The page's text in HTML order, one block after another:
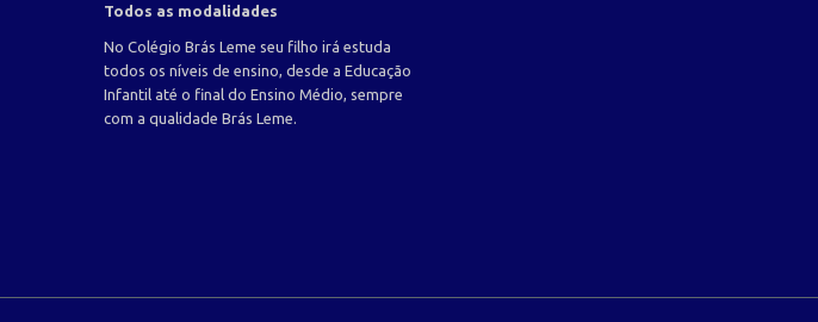
Todos as modalidades
No Colégio Brás Leme seu filho irá estuda
todos os níveis de ensino, desde a Educação
Infantil até o final do Ensino Médio, sempre
com a qualidade Brás Leme.